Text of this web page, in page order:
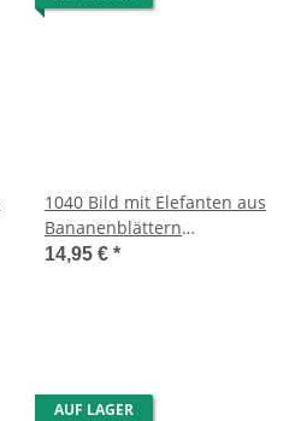
1040 Bild mit Elefanten aus
Bananenblättern
handgefertigt 40 x 20 cm
14,95 € *
AUF LAGER